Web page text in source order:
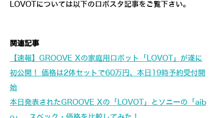
LOVOTについては以下のロボスタ記事をご覧下さい。
関連記事
【速報】GROOVE Xの家庭用ロボット「LOVOT」が遂に
初公開！ 価格は2体セットで60万円、本日19時予約受付開
始
本日発表されたGROOVE Xの「LOVOT」とソニーの「aib